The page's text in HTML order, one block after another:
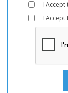
I Accept
I Accept